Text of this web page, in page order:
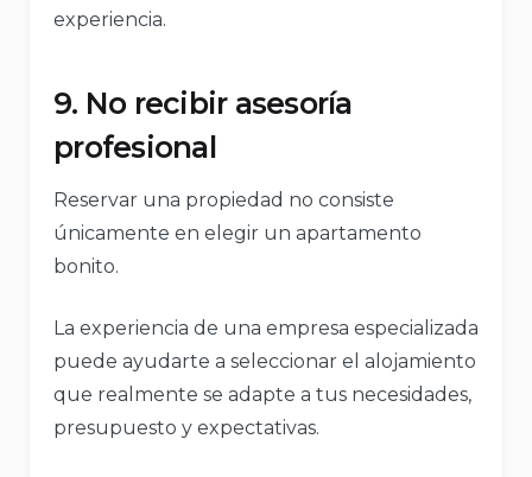
experiencia.
9. No recibir asesoría
profesional
Reservar una propiedad no consiste
únicamente en elegir un apartamento
bonito.
La experiencia de una empresa especializada
puede ayudarte a seleccionar el alojamiento
que realmente se adapte a tus necesidades,
presupuesto y expectativas.